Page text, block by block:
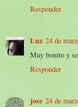
Responder
Luz 24 de
Muy bonito y
Responder
jose 24 de